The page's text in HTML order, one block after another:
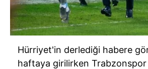
Hürriyet'in derlediği habere
haftaya girilirken Trabzonspor